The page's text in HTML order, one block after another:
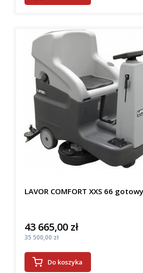
LAVOR COMFORT XXS 66
Cena
43 665,00 zł
Cena
35 500,00 zł
Do koszyka